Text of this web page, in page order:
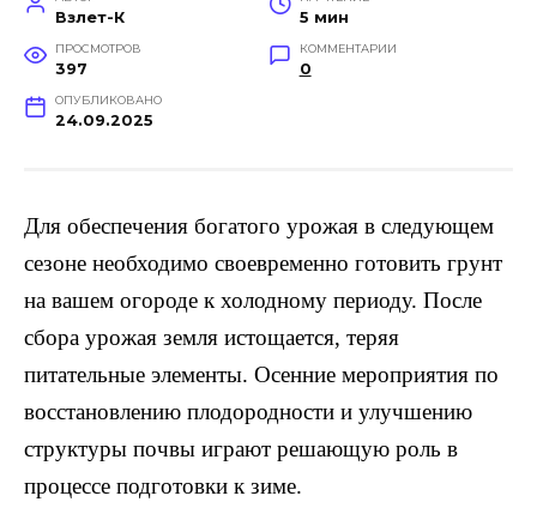
Взлет-К 5 мин
ПРОСМОТРОВ
397
КОММЕНТАРИИ
0
ОПУБЛИКОВАНО
24.09.2025
Для обеспечения богатого урожая в следующем
сезоне необходимо своевременно готовить грунт
на вашем огороде к холодному периоду. После
сбора урожая земля истощается, теряя
питательные элементы. Осенние мероприятия по
восстановлению плодородности и улучшению
структуры почвы играют решающую роль в
процессе подготовки к зиме.